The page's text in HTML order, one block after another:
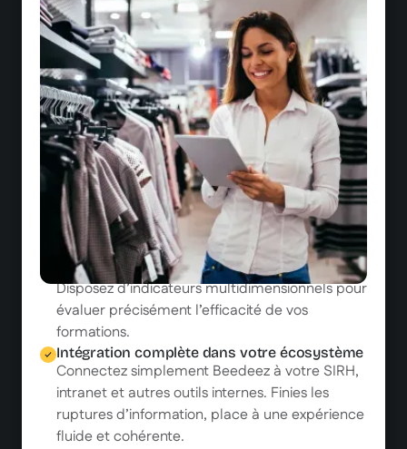
Toutes vos modalités sous une seule
interface
Présentiel, digital, mobile, coaching ou social
learning : un seul outil pour orchestrer toutes
vos stratégies de formation. Plus besoin de
jongler entre les plateformes.
Pilotage consolidé : vos coûts, vos résultats,
votre impact
Gardez une vision claire et centralisée de vos
investissements en formation. Suivez en temps
réel les déploiements pour prendre les
meilleures décisions.
Tableaux de bord personnalisés : pilotez avec
précision
Disposez d’indicateurs multidimensionnels pour
évaluer précisément l’efficacité de vos
formations.
Intégration complète dans votre écosystème
Connectez simplement Beedeez à votre SIRH,
intranet et autres outils internes. Finies les
ruptures d’information, place à une expérience
fluide et cohérente.